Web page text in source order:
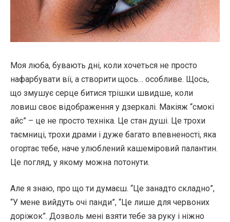
Моя люба, бувають дні, коли хочеться не просто
нафарбувати вії, а створити щось… особливе. Щось,
що змушує серце битися трішки швидше, коли
ловиш своє відображення у дзеркалі. Макіяж “смокі
айс” – це не просто техніка. Це стан душі. Це трохи
таємниці, трохи драми і дуже багато впевненості, яка
огортає тебе, наче улюблений кашеміровий палантин.
Це погляд, у якому можна потонути.
Але я знаю, про що ти думаєш. “Це занадто складно”,
“У мене вийдуть очі панди”, “Це лише для червоних
доріжок”. Дозволь мені взяти тебе за руку і ніжно